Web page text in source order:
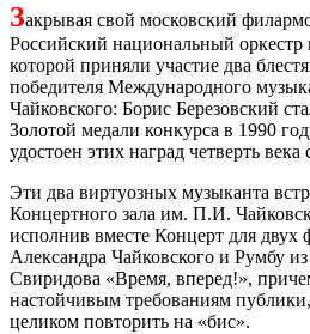
Закрывая свой московский
Российский национальный оркестр
которой приняли участие два
победителя Международного
Чайковского: Борис Березовский
Золотой медали конкурса в 1990
удостоен этих наград четверть
Эти два виртуозных музыканта
Концертного зала им. П.И.
исполнив вместе Концерт для двух
Александра Чайковского и Румбу
Свиридова «Время, вперед!»,
настойчивым требованиям
целиком повторить на «бис».